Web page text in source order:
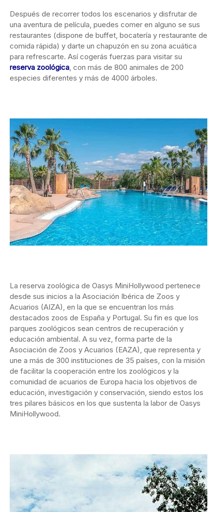
Después de recorrer todos los escenarios y disfrutar de
una aventura de película, puedes comer en alguno se sus
restaurantes (dispone de buffet, bocatería y restaurante de
comida rápida) y darte un chapuzón en su zona acuática
para refrescarte. Así cogerás fuerzas para visitar su
reserva zoológica, con más de 800 animales de 200
especies diferentes y más de 4000 árboles.
La reserva zoológica de Oasys MiniHollywood pertenece
desde sus inicios a la Asociación Ibérica de Zoos y
Acuarios (AIZA), en la que se encuentran los más
destacados zoos de España y Portugal. Su fin es que los
parques zoológicos sean centros de recuperación y
educación ambiental. A su vez, forma parte de la
Asociación de Zoos y Acuarios (EAZA), que representa y
une a más de 300 instituciones de 35 países, con la misión
de facilitar la cooperación entre los zoológicos y la
comunidad de acuarios de Europa hacia los objetivos de
educación, investigación y conservación, siendo estos los
tres pilares básicos en los que sustenta la labor de Oasys
MiniHollywood.